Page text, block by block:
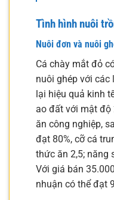
Tình hình nuôi
Nuôi đơn và nuôi
Cá chày mắt đỏ
nuôi ghép với các
lại hiệu quả kinh
ao đất với mật
ăn công nghiệp,
đạt 80%, cỡ cá
thức ăn 2,5; năng
Với giá bán
nhuận có thể đạt